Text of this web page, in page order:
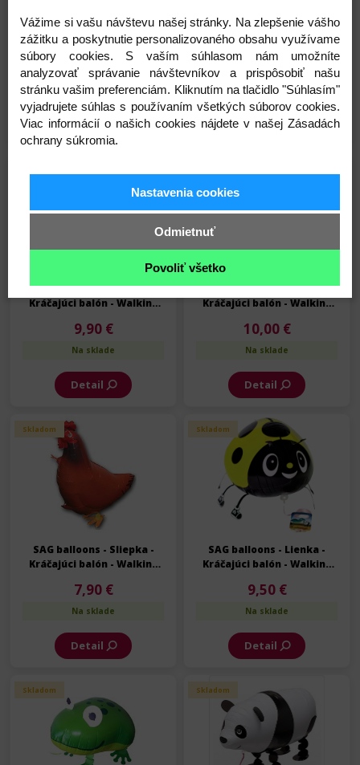
SAG balloons - Mačka -
Kráčajúci balón - Walking
balloon - 60 cm
8,90 €
Na sklade
Detail
SAG balloons - Mačka -
Kráčajúci balón - Walking
balloon - 60 cm
9,90 €
Na sklade
Detail
SAG balloons - Prasiatko -
Kráčajúci balón - Walking
9,90 €
Na sklade
Detail
SAG balloons - Krava -
Kráčajúci balón - Walking
10,00 €
Na sklade
Detail
Skladom
SAG balloons - Sliepka -
Kráčajúci balón - Walking
7,90 €
Na sklade
Detail
Skladom
SAG balloons - Lienka -
Kráčajúci balón - Walking
9,50 €
Na sklade
Detail
Skladom Skladom
Vážime si vašu návštevu našej stránky. Na zlepšenie vášho
zážitku a poskytnutie personalizovaného obsahu využívame
súbory cookies. S vaším súhlasom nám umožníte
analyzovať správanie návštevníkov a prispôsobiť našu
stránku vašim preferenciám. Kliknutím na tlačidlo "Súhlasím"
vyjadrujete súhlas s používaním všetkých súborov cookies.
Viac informácií o našich cookies nájdete v našej Zásadách
ochrany súkromia.
Nastavenia cookies
Odmietnuť
Povoliť všetko